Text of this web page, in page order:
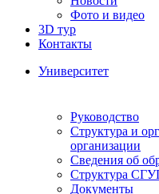
Фото и видео
3D тур
Контакты
Университет
Руководство
Структура и
организации
Сведения об
Структура
Документы